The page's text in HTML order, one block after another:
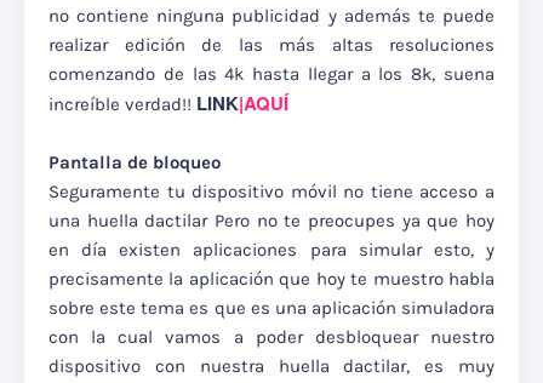
no contiene ninguna publicidad y además te puede
realizar edición de las más altas resoluciones
comenzando de las 4k hasta llegar a los 8k, suena
increíble verdad!! LINK|AQUÍ
Pantalla de bloqueo
Seguramente tu dispositivo móvil no tiene acceso a
una huella dactilar Pero no te preocupes ya que hoy
en día existen aplicaciones para simular esto, y
precisamente la aplicación que hoy te muestro habla
sobre este tema es que es una aplicación simuladora
con la cual vamos a poder desbloquear nuestro
dispositivo con nuestra huella dactilar, es muy